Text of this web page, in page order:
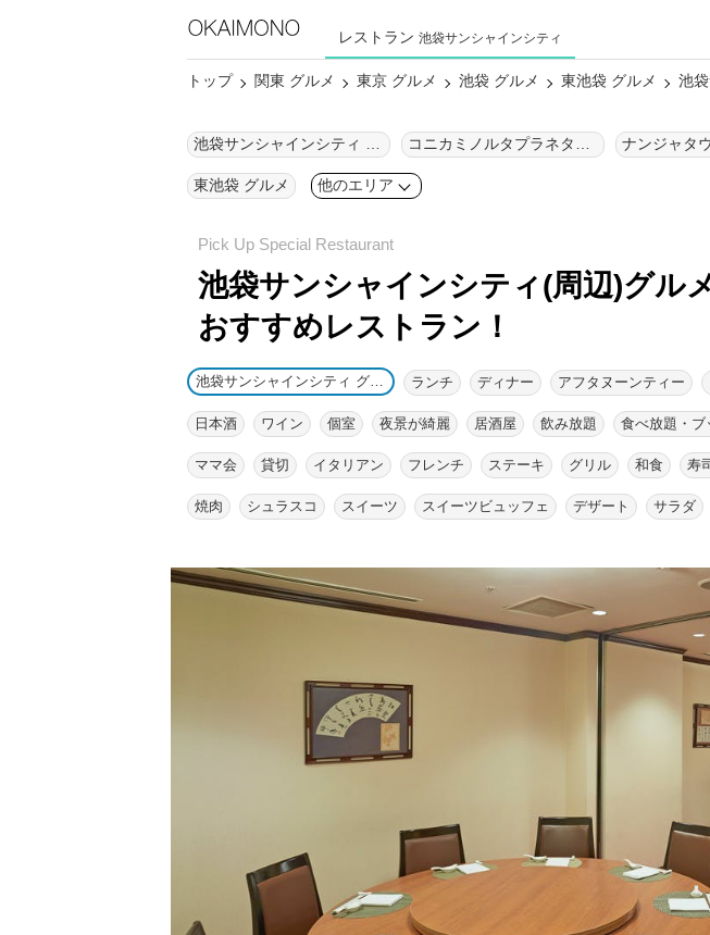
レストラン 池袋サンシャインシティ
トップ 関東 グルメ 東京 グルメ 池袋 グルメ 東池袋 グルメ 池
ナンジャタ
東池袋 グルメ 他のエリア
池袋サンシャインシティ(周辺)グル
おすすめレストラン！
池袋サンシャインシティ グルメ ランチ ディナー アフタヌーンティー
日本酒 ワイン 個室 夜景が綺麗 居酒屋 飲み放題 食べ放題・ブ
ママ会 貸切 イタリアン フレンチ ステーキ グリル 和食 寿
焼肉 シュラスコ スイーツ スイーツビュッフェ デザート サラダ